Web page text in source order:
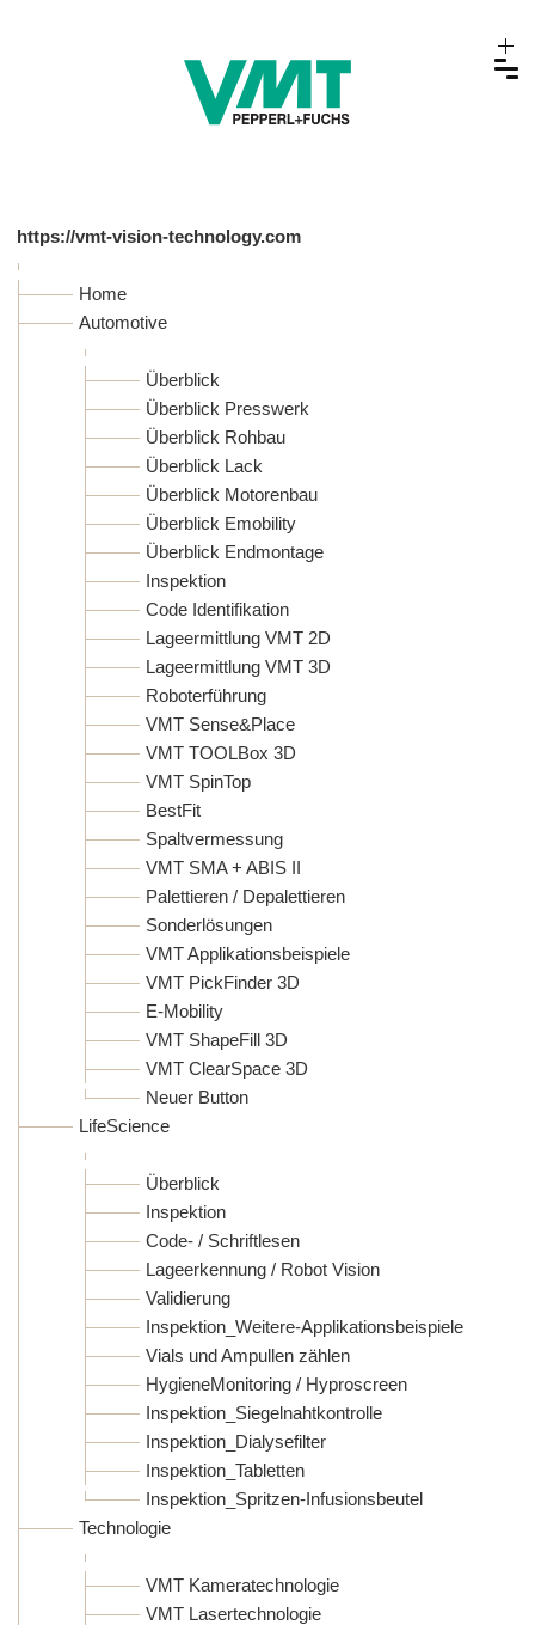
https://vmt-vision-technology.com
Home
Automotive
Überblick
Überblick Presswerk
Überblick Rohbau
Überblick Lack
Überblick Motorenbau
Überblick Emobility
Überblick Endmontage
Inspektion
Code Identifikation
Lageermittlung VMT 2D
Lageermittlung VMT 3D
Roboterführung
VMT Sense&Place
VMT TOOLBox 3D
VMT SpinTop
BestFit
Spaltvermessung
VMT SMA + ABIS II
Palettieren / Depalettieren
Sonderlösungen
VMT Applikationsbeispiele
VMT PickFinder 3D
E-Mobility
VMT ShapeFill 3D
VMT ClearSpace 3D
Neuer Button
LifeScience
Überblick
Inspektion
Code- / Schriftlesen
Lageerkennung / Robot Vision
Validierung
Inspektion_Weitere-Applikationsbeispiele
Vials und Ampullen zählen
HygieneMonitoring / Hyproscreen
Inspektion_Siegelnahtkontrolle
Inspektion_Dialysefilter
Inspektion_Tabletten
Inspektion_Spritzen-Infusionsbeutel
Technologie
VMT Kameratechnologie
VMT Lasertechnologie